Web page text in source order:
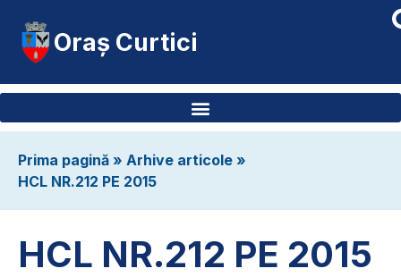
Oraș Curtici
Prima pagină » Arhive articole »
HCL NR.212 PE 2015
HCL NR.212 PE 2015